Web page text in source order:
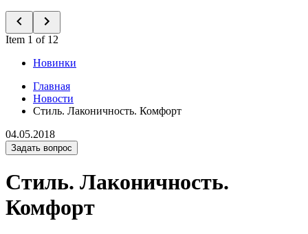
Item 1 of 12
Новинки
Главная
Новости
Стиль. Лаконичность. Комфорт
04.05.2018
Задать вопрос
Стиль. Лаконичность.
Комфорт